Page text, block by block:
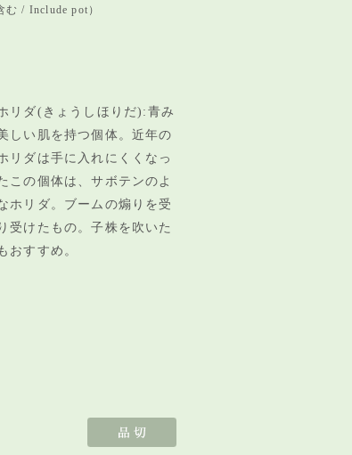
/ Include pot）
ダ(きょうしほりだ):青み
しい肌を持つ個体。近年の
リダは手に入れにくくなっ
この個体は、サボテンのよ
ホリダ。ブームの煽りを受
受けたもの。子株を吹いた
おすすめ。